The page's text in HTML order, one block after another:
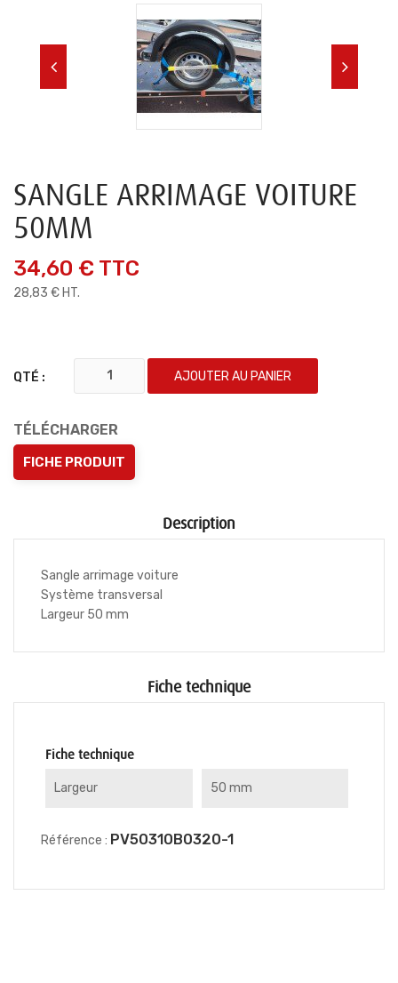
SANGLE ARRIMAGE VOITURE
50MM
34,60 € TTC
28,83 € HT.
QTÉ : AJOUTER AU PANIER
TÉLÉCHARGER
FICHE PRODUIT
Description
Sangle arrimage voiture
Système transversal
Largeur 50 mm
Fiche technique
Fiche technique
Largeur 50 mm
Référence : PV50310B0320-1